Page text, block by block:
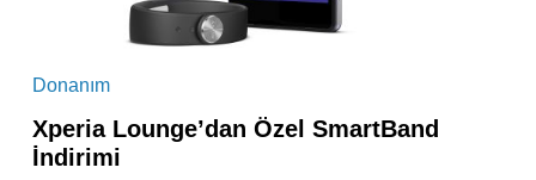
Donanım
Xperia Lounge’dan Özel SmartBand
İndirimi